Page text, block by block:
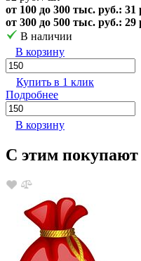
от 100 до 300 тыс. руб.: 31
от 300 до 500 тыс. руб.: 29
В наличии
В корзину
Купить в 1 клик
Подробнее
В корзину
С этим покупают